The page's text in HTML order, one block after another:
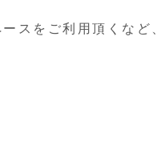
スをご利用頂くなど、